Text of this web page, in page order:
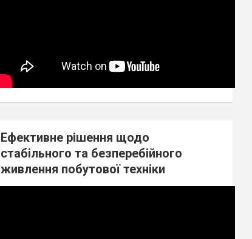
Ефективне рішення щодо
стабільного та безперебійного
живлення побутової техніки